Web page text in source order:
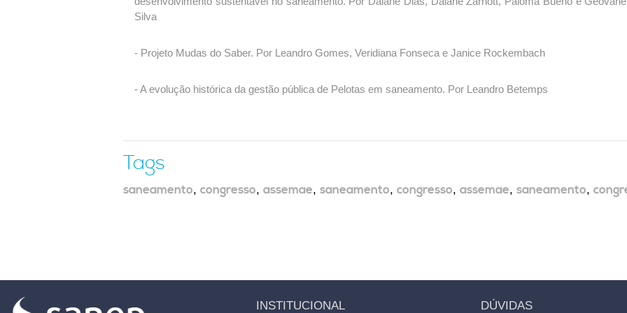
Silva
- Projeto Mudas do Saber. Por Leandro Gomes, Veridiana Fonseca e Janice Rockembach
- A evolução histórica da gestão pública de Pelotas em saneamento. Por Leandro Betemps
Tags
saneamento,congresso,assemae,saneamento,congresso,assemae,saneamento,
INSTITUCIONAL DÚVIDAS